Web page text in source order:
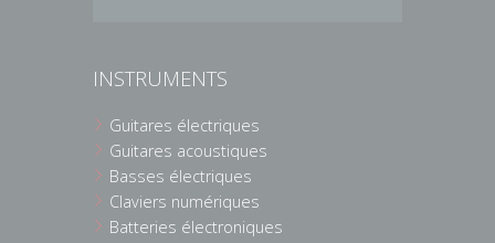
INSTRUMENTS
Guitares électriques
Guitares acoustiques
Basses électriques
Claviers numériques
Batteries électroniques